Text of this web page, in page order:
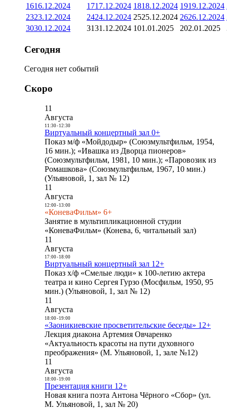
1616.12.2024 1717.12.2024 1818.12.2024 1919.12.2024
2323.12.2024 2424.12.2024 2525.12.2024 2626.12.2024
3030.12.2024 3131.12.2024 101.01.2025 202.01.2025
Сегодня
Сегодня нет событий
Скоро
11
Августа
11:30- 12:30
Виртуальный концертный зал 0+
Показ м/ф «Мойдодыр» (Союзмультфильм, 1954,
16 мин.); «Ивашка из Дворца пионеров»
(Союзмультфильм, 1981, 10 мин.); «Паровозик из
Ромашкова» (Союзмультфильм, 1967, 10 мин.)
(Ульяновой, 1, зал № 12)
11
Августа
12:00- 13:00
«КоневаФильм» 6+
Занятие в мультипликационной студии
«КоневаФильм» (Конева, 6, читальный зал)
11
Августа
17:00- 18:00
Виртуальный концертный зал 12+
Показ х/ф «Смелые люди» к 100-летию актера
театра и кино Сергея Гурзо (Мосфильм, 1950, 95
мин.) (Ульяновой, 1, зал № 12)
11
Августа
18:00- 19:00
«Заоникиевские просветительские беседы» 12+
Лекция диакона Артемия Овчаренко
«Актуальность красоты на пути духовного
преображения» (М. Ульяновой, 1, зале №12)
11
Августа
18:00- 19:00
Презентация книги 12+
Новая книга поэта Антона Чёрного «Сбор» (ул.
М. Ульяновой, 1, зал № 20)